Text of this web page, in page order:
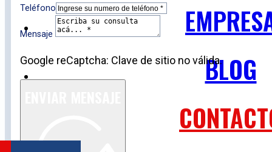
BLOG
Teléfono
Mensaje
Google reCaptcha: Clave de sitio no válida.